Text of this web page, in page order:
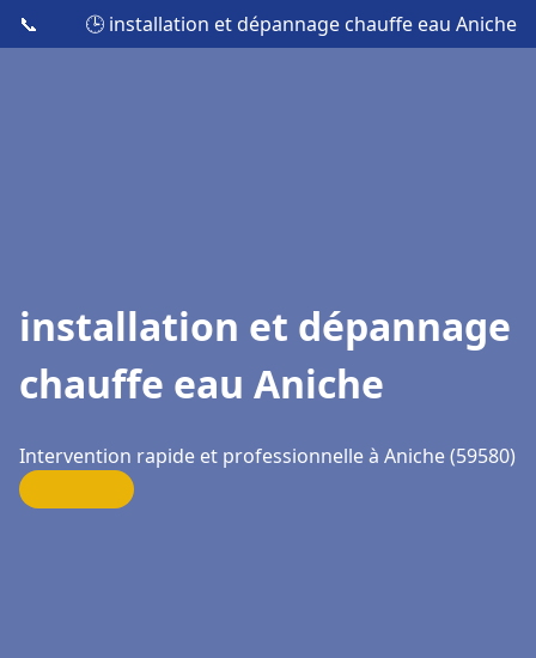
📞 🕒 installation et dépannage chauffe eau Aniche
installation et dépannage
chauffe eau Aniche
Intervention rapide et professionnelle à Aniche (59580)